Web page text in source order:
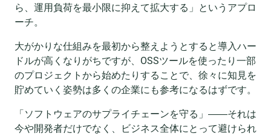
ら、運用負荷を最小限に抑えて拡大する」というアプロ
ーチ。
大がかりな仕組みを最初から整えようとすると導入ハー
ドルが高くなりがちですが、OSSツールを使ったり一部
のプロジェクトから始めたりすることで、徐々に知見を
貯めていく姿勢は多くの企業にも参考になるはずです。
「ソフトウェアのサプライチェーンを守る」――それは
今や開発者だけでなく、ビジネス全体にとって避けられ